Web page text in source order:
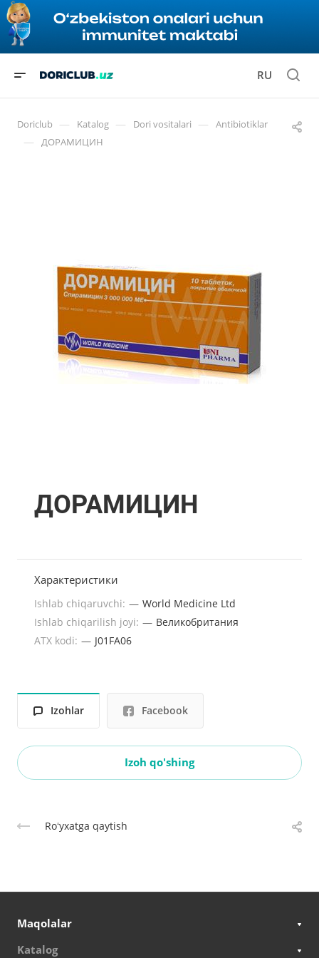
RU
Doriclub — Katalog — Dori vositalari — Antibiotiklar
— ДОРАМИЦИН
ДОРАМИЦИН
Характеристики
Ishlab chiqaruvchi: — World Medicine Ltd
Ishlab chiqarilish joyi: — Великобритания
ATX kodi: — J01FA06
Izohlar Facebook
Izoh qo'shing
Roʻyxatga qaytish
Maqolalar
Katalog